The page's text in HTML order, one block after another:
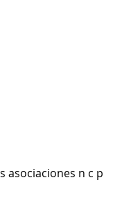
asociaciones n c p